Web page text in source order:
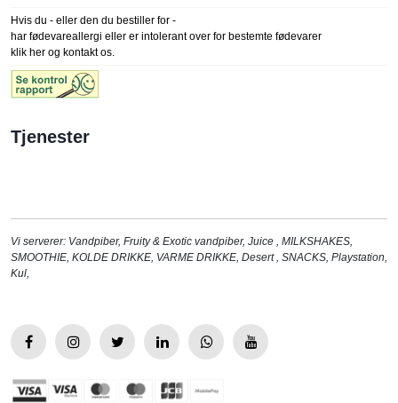
Hvis du - eller den du bestiller for -
har fødevareallergi eller er intolerant over for bestemte fødevarer
klik her og kontakt os.
Tjenester
Vi serverer: Vandpiber, Fruity & Exotic vandpiber, Juice , MILKSHAKES,
SMOOTHIE, KOLDE DRIKKE, VARME DRIKKE, Desert, SNACKS, Playstation,
Kul,